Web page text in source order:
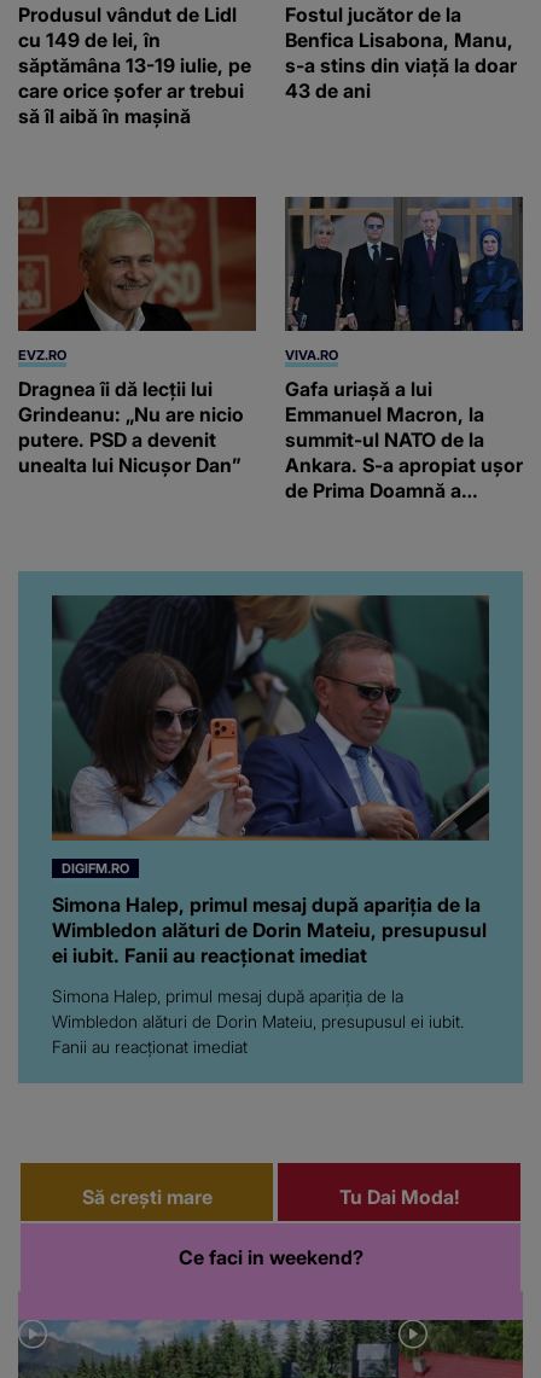
Produsul vândut de Lidl
cu 149 de lei, în
săptămâna 13-19 iulie, pe
care orice șofer ar trebui
să îl aibă în mașină
Fostul jucător de la
Benfica Lisabona, Manu,
s-a stins din viață la doar
43 de ani
EVZ.RO
Dragnea îi dă lecții lui
Grindeanu: „Nu are nicio
putere. PSD a devenit
unealta lui Nicușor Dan”
VIVA.RO
Gafa uriașă a lui
Emmanuel Macron, la
summit-ul NATO de la
Ankara. S-a apropiat ușor
de Prima Doamnă a
înconjurul presei
DIGIFM.RO
Simona Halep, primul mesaj după apariția de la
Wimbledon alături de Dorin Mateiu, presupusul
ei iubit. Fanii au reacționat imediat
Simona Halep, primul mesaj după apariția de la
Wimbledon alături de Dorin Mateiu, presupusul ei iubit.
Fanii au reacționat imediat
Să crești mare Tu Dai Moda!
Ce faci in weekend?